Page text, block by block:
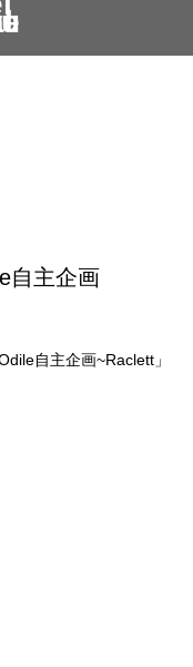
自主企画
自主企画~Raclett」